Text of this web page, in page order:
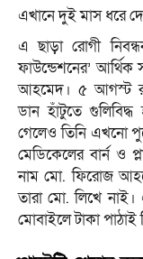
এখানে দুই মাস ধরে
এ ছাড়া রোগী
ফাউন্ডেশনের’
আহমেদ। ৫ আগস্ট
ডান হাঁটুতে গুলিবিদ্ধ
গেলেও তিনি এখনো
মেডিকেলের বার্ন ও
নাম মো. ফিরোজ
তারা মো. লিখে
মোবাইলে টাকা